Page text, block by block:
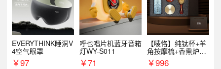
EVERYTHINK睡洞V
4空气眼罩
￥97
呼也唱片机蓝牙音箱
灯WY-S011
￥71
【唛恪】纯钛杯+羊
角按摩梳+香熏炉
+气垫梳
￥996